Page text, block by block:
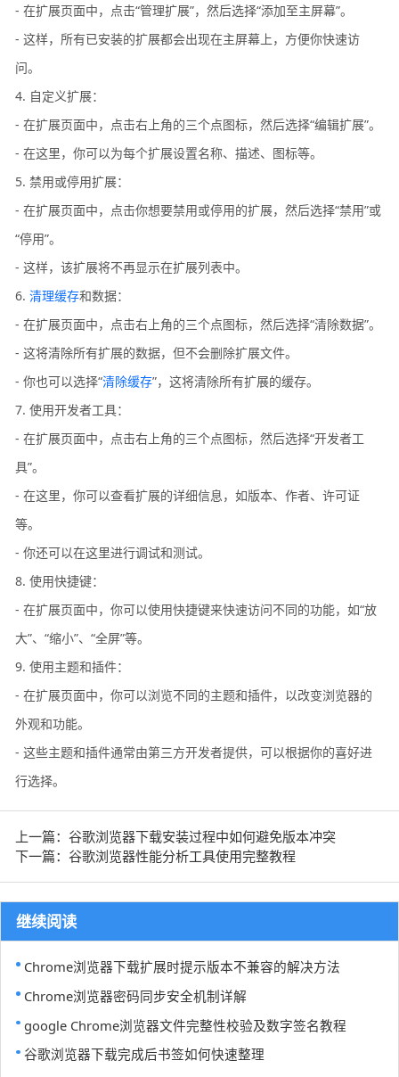
- 在扩展页面中，点击“管理扩展”，然后选择“添加至主屏幕”。
- 这样，所有已安装的扩展都会出现在主屏幕上，方便你快速访
问。
4. 自定义扩展：
- 在扩展页面中，点击右上角的三个点图标，然后选择“编辑扩展”。
- 在这里，你可以为每个扩展设置名称、描述、图标等。
5. 禁用或停用扩展：
- 在扩展页面中，点击你想要禁用或停用的扩展，然后选择“禁用”或
“停用”。
- 这样，该扩展将不再显示在扩展列表中。
6.清理缓存和数据：
- 在扩展页面中，点击右上角的三个点图标，然后选择“清除数据”。
- 这将清除所有扩展的数据，但不会删除扩展文件。
- 你也可以选择“清除缓存”，这将清除所有扩展的缓存。
7. 使用开发者工具：
- 在扩展页面中，点击右上角的三个点图标，然后选择“开发者工
具”。
- 在这里，你可以查看扩展的详细信息，如版本、作者、许可证
等。
- 你还可以在这里进行调试和测试。
8. 使用快捷键：
- 在扩展页面中，你可以使用快捷键来快速访问不同的功能，如“放
大”、“缩小”、“全屏”等。
9. 使用主题和插件：
- 在扩展页面中，你可以浏览不同的主题和插件，以改变浏览器的
外观和功能。
- 这些主题和插件通常由第三方开发者提供，可以根据你的喜好进
行选择。
上一篇：谷歌浏览器下载安装过程中如何避免版本冲突
下一篇：谷歌浏览器性能分析工具使用完整教程
继续阅读
Chrome浏览器下载扩展时提示版本不兼容的解决方法
Chrome浏览器密码同步安全机制详解
google Chrome浏览器文件完整性校验及数字签名教程
谷歌浏览器下载完成后书签如何快速整理